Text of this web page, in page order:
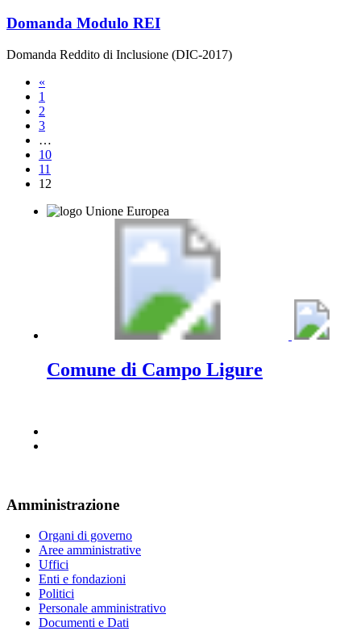
Domanda Modulo REI
Domanda Reddito di Inclusione (DIC-2017)
«
1
2
3
…
10
11
12
Comune di Campo Ligure
Amministrazione
Organi di governo
Aree amministrative
Uffici
Enti e fondazioni
Politici
Personale amministrativo
Documenti e Dati